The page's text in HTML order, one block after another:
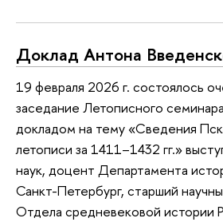
Доклад Антона
19 февраля 2026 г. состоялось
заседание Летописного
докладом на тему «Сведения
летописи за 1411–1432 гг.»
наук, доцент Департамента
Санкт-Петербург, старший
Отдела средневековой